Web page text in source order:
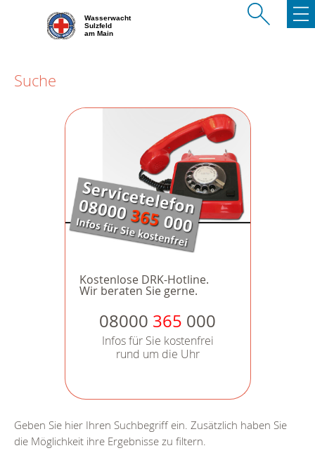
Wasserwacht
Sulzfeld
am Main
Suche
Kostenlose DRK-Hotline.
Wir beraten Sie gerne.
08000 365 000
Infos für Sie kostenfrei
rund um die Uhr
Geben Sie hier Ihren Suchbegriff ein. Zusätzlich haben Sie
die Möglichkeit ihre Ergebnisse zu filtern.